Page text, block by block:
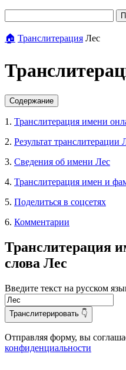
🏠 Транслитерация Лес
Содержание
1. Транслитерация имени
2. Результат транслитерации
3. Сведения об имени Лес
4. Транслитерация имен и
5. Поделиться в соцсетях
6. Комментарии
Транслитерация
слова Лес
Введите текст на русском
Транслитерировать 👇
Отправляя форму, вы
конфиденциальности